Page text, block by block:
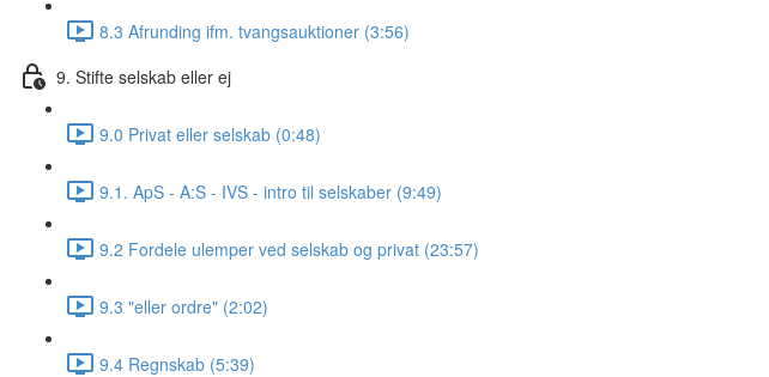
8.3 Afrunding ifm. tvangsauktioner (3:56)
9. Stifte selskab eller ej
9.0 Privat eller selskab (0:48)
9.1. ApS - A:S - IVS - intro til selskaber (9:49)
9.2 Fordele ulemper ved selskab og privat (23:57)
9.3 "eller ordre" (2:02)
9.4 Regnskab (5:39)